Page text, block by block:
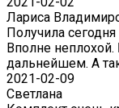
Лариса
Получила
Вполне неплохой.
дальнейшем. А
2021-02-09
Светлана